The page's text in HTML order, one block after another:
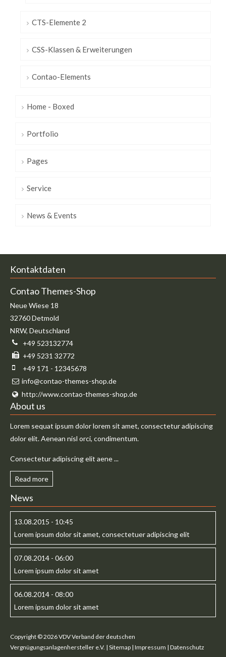
CTS-Elemente 2
CSS-Klassen & Erweiterungen
Contao-Elements
Home - Boxed
Portfolio
Pages
Service
News & Events
Kontaktdaten
Contao Themes-Shop
Neue Wiese 18
32760Detmold
NRW,Deutschland
+49 523132774
+49 5231 32772
+49 171 - 12345678
info@contao-themes-shop.de
http://www.contao-themes-shop.de
About us
Lorem sequat ipsum dolor lorem sit amet, consectetur adipiscing
dolor elit. Aenean nisl orci, condimentum.
Consectetur adipiscing elit aene ...
Read more
News
13.08.2015 - 10:45
Lorem ipsum dolor sit amet, consectetuer adipiscing elit
07.08.2014 - 06:00
Lorem ipsum dolor sit amet
06.08.2014 - 08:00
Lorem ipsum dolor sit amet
Copyright © 2026 VDV Verband der deutschen
Vergnügungsanlagenhersteller e.V. |Sitemap |Impressum |Datenschutz